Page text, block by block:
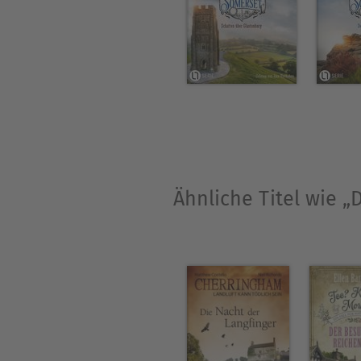
Über Dorothea Stiller
In Westfalen zu einer Zeit
und Frauen noch die
schon früh ihre Liebe zu
Ähnliche Titel wie